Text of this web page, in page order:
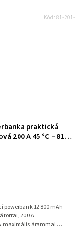
praktická
200 A 45 °C – 81-
powerbank 12 800 mAh
200 A
maximális árammal.
Kód: 81-201-